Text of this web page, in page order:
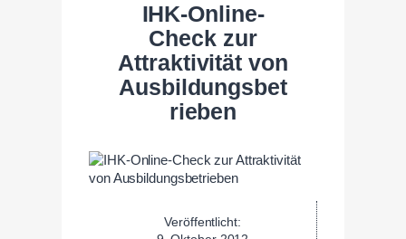
IHK-Online-
Check zur
Attraktivität von
Ausbildungsbet
rieben
Veröffentlicht: